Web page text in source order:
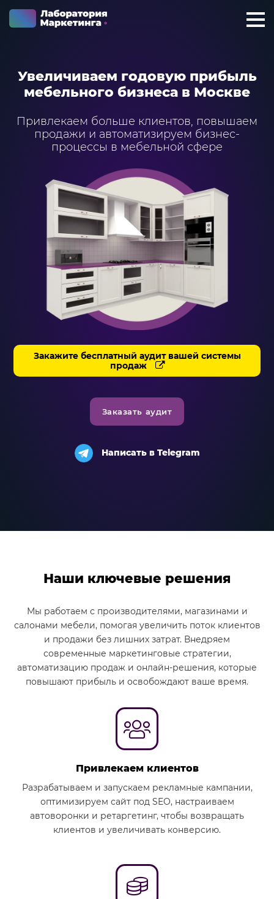
Услуги
Внедрение amoCRM
Разработка CRM на заказ
ИИ решения для бизнеса
Маркетинг «под ключ»
Разработка сайтов
Разработка чат-ботов
Система продаж для мебельного бизнеса
Система продаж для туристического бизнеса
Увеличиваем годовую прибыль
мебельного бизнеса в Москве
Привлекаем больше клиентов, повышаем
продажи и автоматизируем бизнес-
процессы в мебельной сфере
Закажите бесплатный аудит вашей системы
продаж
Заказать аудит
Написать в Telegram
Наши ключевые решения
Мы работаем с производителями, магазинами и
салонами мебели, помогая увеличить поток клиентов
и продажи без лишних затрат. Внедряем
современные маркетинговые стратегии,
автоматизацию продаж и онлайн-решения, которые
повышают прибыль и освобождают ваше время.
Привлекаем клиентов
Разрабатываем и запускаем рекламные кампании,
оптимизируем сайт под SEO, настраиваем
автоворонки и ретаргетинг, чтобы возвращать
клиентов и увеличивать конверсию.